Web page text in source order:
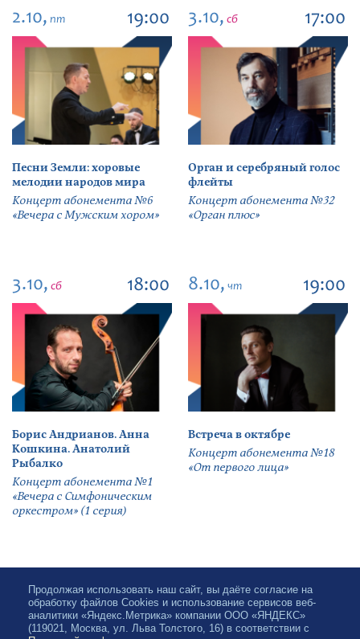
2.10, пт 19:00
Песни Земли: хоровые
мелодии народов мира
Концерт абонемента №6
«Вечера с Мужским хором»
3.10, сб 17:00
Орган и серебряный голос
флейты
Концерт абонемента №32
«Орган плюс»
3.10, сб 18:00
Борис Андрианов. Анна
Кошкина. Анатолий
Рыбалко
Концерт абонемента №1
«Вечера с Симфоническим
оркестром» (1 серия)
8.10, чт 19:00
Встреча в октябре
Концерт абонемента №18
«От первого лица»
Продолжая использовать наш сайт, вы даёте согласие на
обработку файлов Cookies и использование сервисов веб-
аналитики «Яндекс.Метрика» компании ООО «ЯНДЕКС»
(119021, Москва, ул. Льва Толстого, 16) в соответствии с